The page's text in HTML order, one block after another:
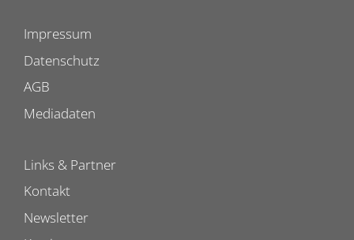
Impressum
Datenschutz
AGB
Mediadaten
Links & Partner
Kontakt
Newsletter